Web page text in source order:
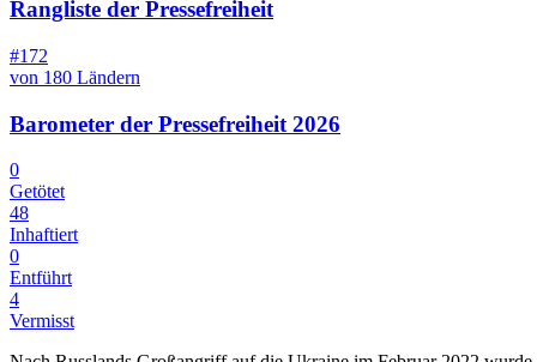
Rangliste der Pressefreiheit
#172
von 180 Ländern
Barometer der Pressefreiheit 2026
0
Getötet
48
Inhaftiert
0
Entführt
4
Vermisst